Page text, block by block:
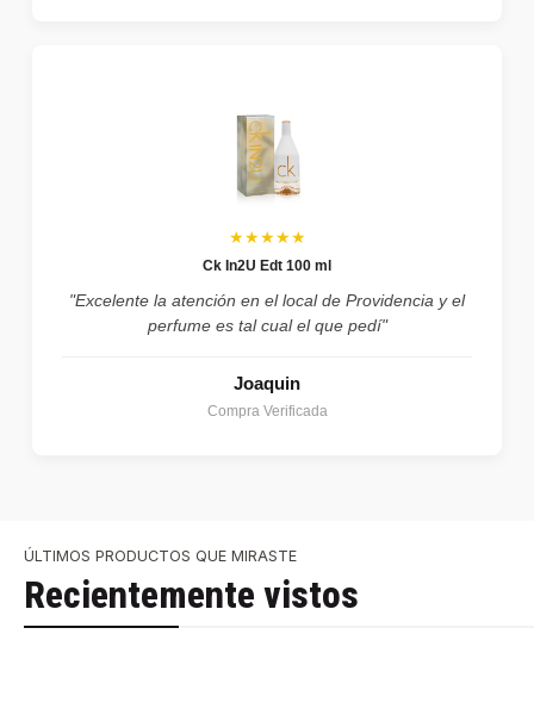
★★★★★
Ck In2U Edt 100 ml
"Excelente la atención en el local de Providencia y el
perfume es tal cual el que pedí"
Joaquin
Compra Verificada
ÚLTIMOS PRODUCTOS QUE MIRASTE
Recientemente vistos